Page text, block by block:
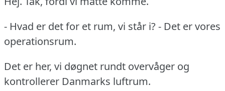
- Hvad er det for et rum, vi står i? - Det er vores
operationsrum.
Det er her, vi døgnet rundt overvåger og
kontrollerer Danmarks luftrum.